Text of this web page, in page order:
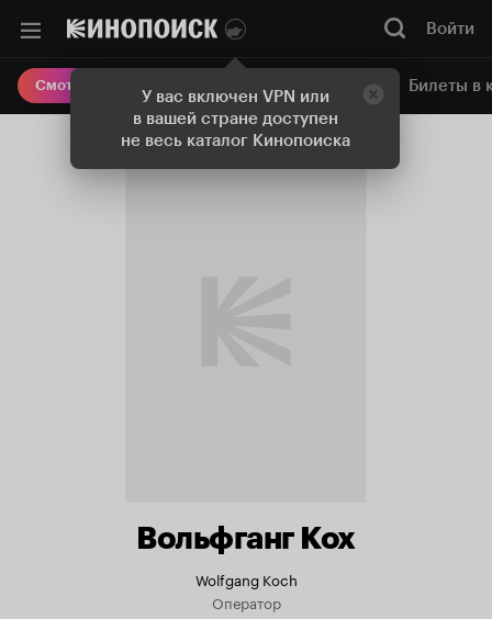
У вас включен VPN или
в вашей стране доступен
не весь каталог Кинопоиска
Войти
Смотреть кино Онлайн-кинотеатр Билеты в
Вольфганг Кох
Wolfgang Koch
Оператор